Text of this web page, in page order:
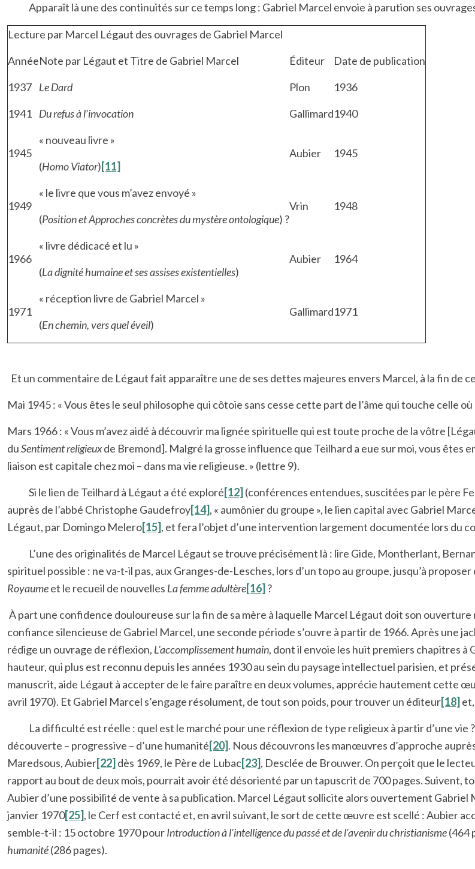
Apparaît là une des continuités sur ce temps long : Gabriel Marcel envoie à parution ses
Lecture par Marcel Légaut des ouvrages de Gabriel Marcel
AnnéeNote par Légaut et Titre de Gabriel Marcel Éditeur
Date de publication
1937 Le Dard Plon
1936
1941 Du refus à l’invocation Gallimard1940
1945
« nouveau livre »
(Homo Viator)[11]
Aubier 1945
1949
« le livre que vous m’avez envoyé »
(PositionetApproches concrètes du mystère ontologique) ?
Vrin 1948
1966
« livre dédicacé et lu »
(La dignité humaine et ses assises existentielles)
Aubier 1964
1971
« réception livre de Gabriel Marcel »
(En chemin, vers quel éveil)
Gallimard1971
Et un commentaire de Légaut fait apparaître une de ses dettes majeures envers Marcel, à la fin de
Mai 1945 : « Vous êtes le seul philosophe qui côtoie sans cesse cette part de l’âme qui touche celle
Mars 1966 : « Vous m’avez aidé à découvrir ma lignée spirituelle qui est toute proche de la vôtre
duSentiment religieuxde Bremond]. Malgré la grosse influence que Teilhard a eue sur moi, vous êtes
liaison est capitale chez moi – dans ma vie religieuse. » (lettre 9).
Si le lien de Teilhard à Légaut a été exploré[12] (conférences entendues, suscitées par le père
auprès de l’abbé Christophe Gaudefroy[14], « aumônier du groupe », le lien capital avec Gabriel
Légaut, par Domingo Melero[15], et fera l’objet d’une intervention largement documentée lors du
L’une des originalités de Marcel Légaut se trouve précisément là : lire Gide, Montherlant,
spirituel possible : ne va-t-il pas, aux Granges-de-Lesches, lors d’un topo au groupe, jusqu’à
Royaumeet le recueil de nouvelles La femme adultère[16] ?
À part une confidence douloureuse sur la fin de sa mère à laquelle Marcel Légaut doit son ouverture
confiance silencieuse de Gabriel Marcel, une seconde période s’ouvre à partir de 1966. Après une
rédige un ouvrage de réflexion, L’accomplissement humain, dont il envoie les huit premiers chapitres à
hauteur, qui plus est reconnu depuis les années 1930 au sein du paysage intellectuel parisien, et
manuscrit, aide Légaut à accepter de le faire paraître en deux volumes, apprécie hautement cette
avril 1970). Et Gabriel Marcel s’engage résolument, de tout son poids, pour trouver un éditeur[18]
La difficulté est réelle : quel est le marché pour une réflexion de type religieux à partir d’une vie
découverte – progressive – d’une humanité[20]. Nous découvrons les manœuvres d’approche
Maredsous, Aubier[22] dès 1969, le Père de Lubac[23], Desclée de Brouwer. On perçoit que le
rapport au bout de deux mois, pourrait avoir été désorienté par un tapuscrit de 700 pages. Suivent,
Aubier d’une possibilité de vente à sa publication. Marcel Légaut sollicite alors ouvertement Gabriel
janvier 1970[25], le Cerf est contacté et, en avril suivant, le sort de cette œuvre est scellé : Aubier
semble-t-il : 15 octobre 1970 pourIntroduction à l’intelligence du passé et de l’avenir du christianisme(464
humanité(286 pages).